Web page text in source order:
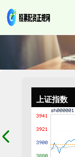
上证指数